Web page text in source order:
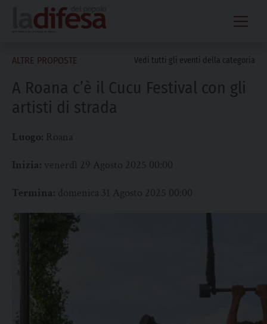
content
ALTRE PROPOSTE Vedi tutti gli eventi della categoria
A Roana c’è il Cucu Festival con gli
artisti di strada
Luogo: Roana
Inizia: venerdì 29 Agosto 2025 00:00
Termina: domenica 31 Agosto 2025 00:00